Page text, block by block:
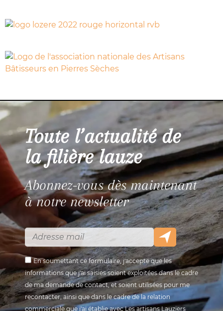
Toute l’actualité de
la filière lauze
Abonnez-vous dès maintenant
à notre newsletter
En soumettant ce formulaire, j'accepte que les
informations que j'ai saisies soient exploitées dans le cadre
de ma demande de contact, et soient utilisées pour me
recontacter, ainsi que dans le cadre de la relation
commerciale que j'ai établie avec Les artisans Lauziers